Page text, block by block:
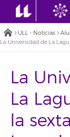
ULL - Noticias
La
La
la